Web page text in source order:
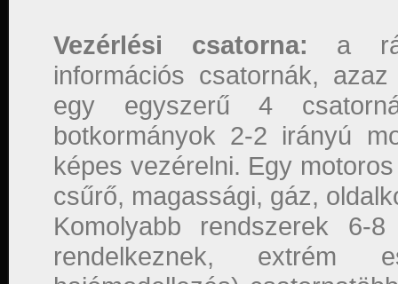
Vezérlési csatorna: a
információs csatornák,
egy egyszerű 4
botkormányok 2-2 irányú
képes vezérelni. Egy
csűrő, magassági, gáz,
Komolyabb rendszerek 6-
rendelkeznek, extrém